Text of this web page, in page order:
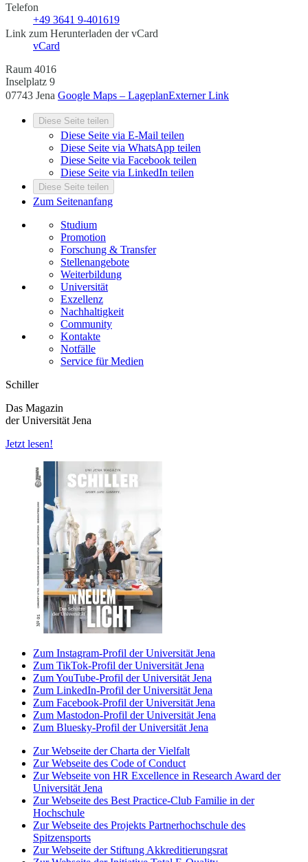
Telefon
+49 3641 9-401619
Link zum Herunterladen der vCard
vCard
Raum 4016
Inselplatz 9
07743 Jena Google Maps – LageplanExterner Link
Diese Seite teilen
Diese Seite via E-Mail teilen
Diese Seite via WhatsApp teilen
Diese Seite via Facebook teilen
Diese Seite via LinkedIn teilen
Diese Seite teilen
Zum Seitenanfang
Studium
Promotion
Forschung & Transfer
Stellenangebote
Weiterbildung
Universität
Exzellenz
Nachhaltigkeit
Community
Kontakte
Notfälle
Service für Medien
Schiller
Das Magazin
der Universität Jena
Jetzt lesen!
Zum Instagram-Profil der Universität Jena
Zum TikTok-Profil der Universität Jena
Zum YouTube-Profil der Universität Jena
Zum LinkedIn-Profil der Universität Jena
Zum Facebook-Profil der Universität Jena
Zum Mastodon-Profil der Universität Jena
Zum Bluesky-Profil der Universität Jena
Zur Webseite der Charta der Vielfalt
Zur Webseite des Code of Conduct
Zur Webseite von HR Excellence in Research Award der
Universität Jena
Zur Webseite des Best Practice-Club Familie in der
Hochschule
Zur Webseite des Projekts Partnerhochschule des
Spitzensports
Zur Webseite der Stiftung Akkreditierungsrat